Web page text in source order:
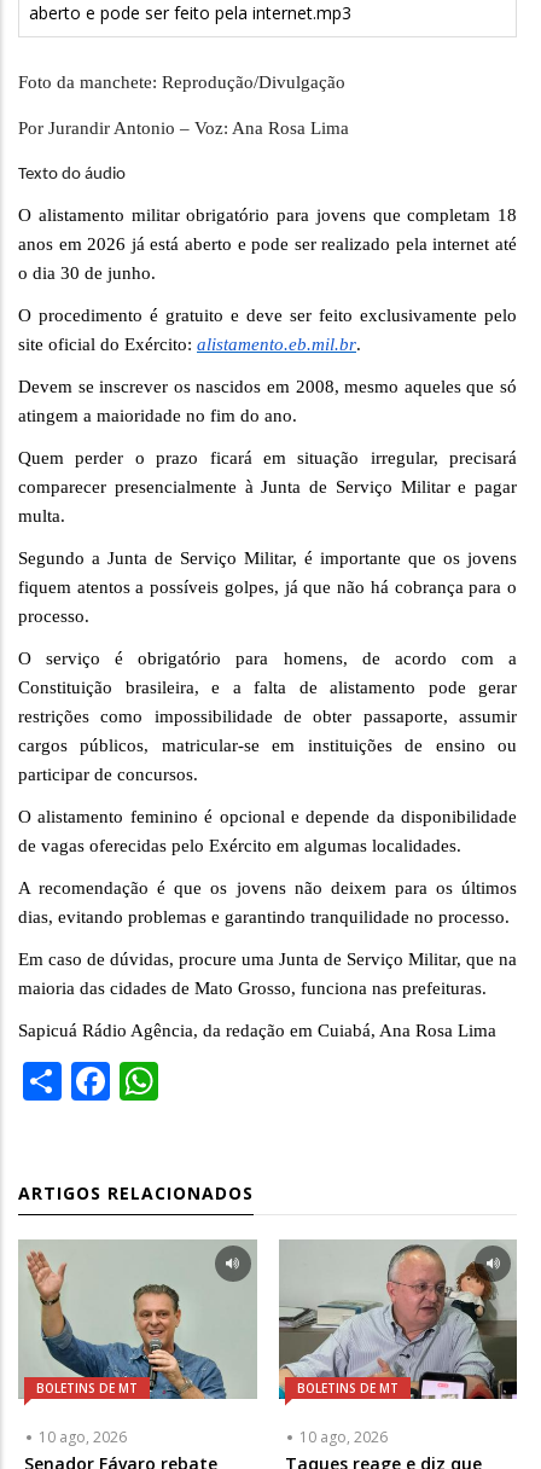
aberto e pode ser feito pela internet.mp3
Foto da manchete: Reprodução/Divulgação
Por Jurandir Antonio – Voz: Ana Rosa Lima
Texto do áudio
O alistamento militar obrigatório para jovens que completam 18
anos em 2026 já está aberto e pode ser realizado pela internet até
o dia 30 de junho.
O procedimento é gratuito e deve ser feito exclusivamente pelo
site oficial do Exército: alistamento.eb.mil.br.
Devem se inscrever os nascidos em 2008, mesmo aqueles que só
atingem a maioridade no fim do ano.
Quem perder o prazo ficará em situação irregular, precisará
comparecer presencialmente à Junta de Serviço Militar e pagar
multa.
Segundo a Junta de Serviço Militar, é importante que os jovens
fiquem atentos a possíveis golpes, já que não há cobrança para o
processo.
O serviço é obrigatório para homens, de acordo com a
Constituição brasileira, e a falta de alistamento pode gerar
restrições como impossibilidade de obter passaporte, assumir
cargos públicos, matricular-se em instituições de ensino ou
participar de concursos.
O alistamento feminino é opcional e depende da disponibilidade
de vagas oferecidas pelo Exército em algumas localidades.
A recomendação é que os jovens não deixem para os últimos
dias, evitando problemas e garantindo tranquilidade no processo.
Em caso de dúvidas, procure uma Junta de Serviço Militar, que na
maioria das cidades de Mato Grosso, funciona nas prefeituras.
Sapicuá Rádio Agência, da redação em Cuiabá, Ana Rosa Lima
ShareFacebook
ARTIGOS RELACIONADOS
BOLETINS DE MT
10 ago, 2026
Senador Fávaro rebate
BOLETINS DE MT
10 ago, 2026
Taques reage e diz que